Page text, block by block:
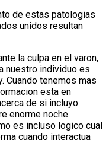
de estas patologias
unidos resultan
la culpa en el varon,
nuestro individuo es
Cuando tenemos mas
esta en
de si incluyo
enorme noche
es incluso logico cual
cuando interactua